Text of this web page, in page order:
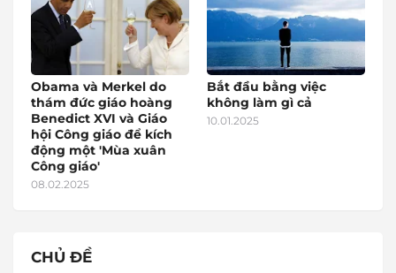
Obama và Merkel do
thám đức giáo hoàng
Benedict XVI và Giáo
hội Công giáo để kích
động một 'Mùa xuân
Công giáo'
08.02.2025
Bắt đầu bằng việc
không làm gì cả
10.01.2025
CHỦ ĐỀ